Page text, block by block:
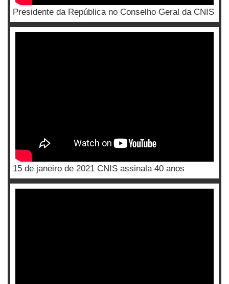
Presidente da República no Conselho Geral da CNIS
15 de janeiro de 2021 CNIS assinala 40 anos